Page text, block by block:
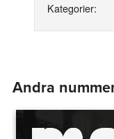
Kategorier:
Andra